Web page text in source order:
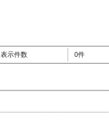
表示件数 0件